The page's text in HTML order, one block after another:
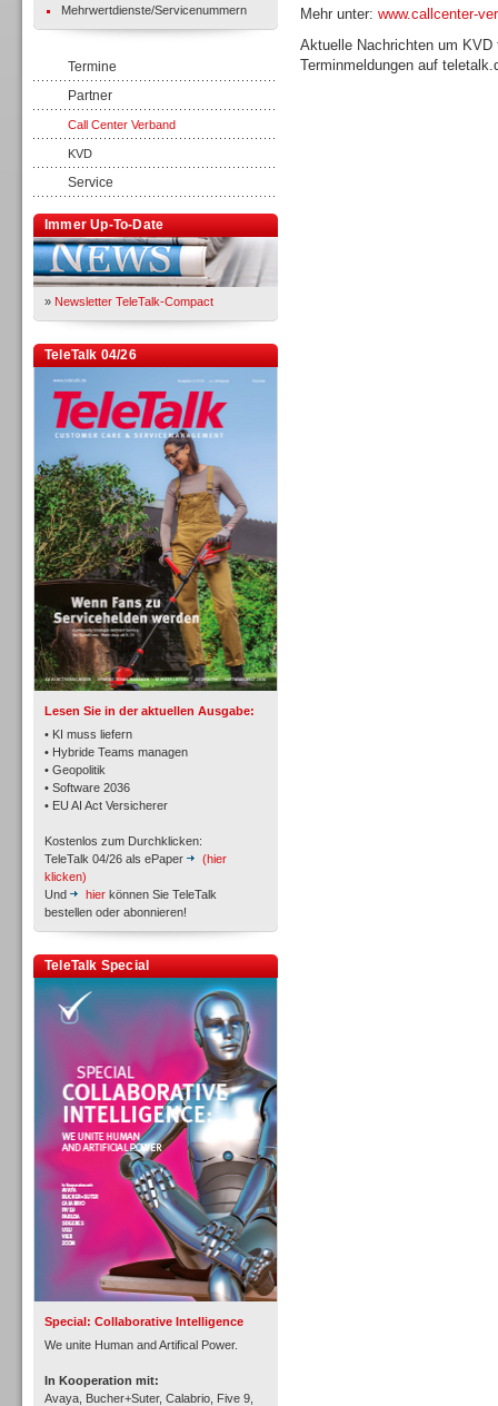
Mehrwertdienste/Servicenummern
Termine
Partner
Call Center Verband
KVD
Service
Immer Up-To-Date
» Newsletter TeleTalk-Compact
TeleTalk 04/26
Lesen Sie in der aktuellen Ausgabe:
• KI muss liefern
• Hybride Teams managen
• Geopolitik
• Software 2036
• EU AI Act Versicherer
Kostenlos zum Durchklicken:
TeleTalk 04/26 als ePaper
(hier
klicken)
Und
hier können Sie TeleTalk
bestellen oder abonnieren!
TeleTalk Special
Special: Collaborative Intelligence
We unite Human and Artifical Power.
In Kooperation mit:
Avaya, Bucher+Suter, Calabrio, Five 9,
TK- und ACD-Systeme
Workforce-Management
Personal
Inbound
Mehr unter: www.callcenter-
Aktuelle Nachrichten um
Terminmeldungen auf